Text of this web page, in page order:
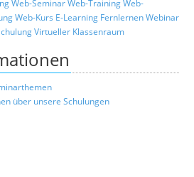
Web-SeminarWeb-TrainingWeb-
Web-Kurs E-Learning FernlernenWebinar
Virtueller Klassenraum
über unsere Schulungen